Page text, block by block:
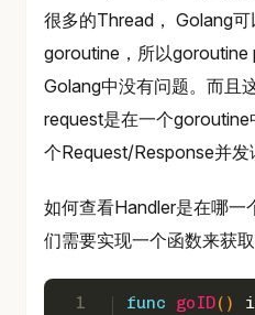
很多的Thread， Golang
goroutine，所以goroutine
Golang中没有问题。而且
request是在一个
个Request/Response并发
如何查看Handler是在哪
们需要实现一个函数来获
1
func goID()